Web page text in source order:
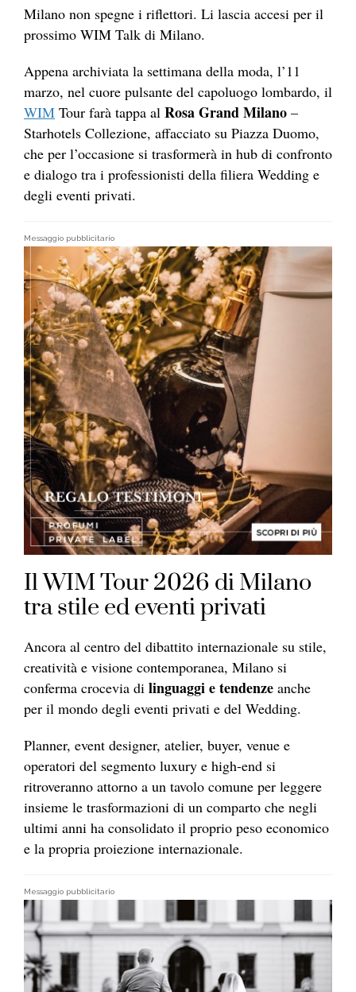
Milano non spegne i riflettori. Li lascia accesi per il
prossimo WIM Talk di Milano.
Appena archiviata la settimana della moda, l’11
marzo, nel cuore pulsante del capoluogo lombardo, il
WIM Tour farà tappa al Rosa Grand Milano –
Starhotels Collezione, affacciato su Piazza Duomo,
che per l’occasione si trasformerà in hub di confronto
e dialogo tra i professionisti della filiera Wedding e
degli eventi privati.
Messaggio pubblicitario
Il WIM Tour 2026 di Milano
tra stile ed eventi privati
Ancora al centro del dibattito internazionale su stile,
creatività e visione contemporanea, Milano si
conferma crocevia di linguaggi e tendenze anche
per il mondo degli eventi privati e del Wedding.
Planner, event designer, atelier, buyer, venue e
operatori del segmento luxury e high-end si
ritroveranno attorno a un tavolo comune per leggere
insieme le trasformazioni di un comparto che negli
ultimi anni ha consolidato il proprio peso economico
e la propria proiezione internazionale.
Messaggio pubblicitario